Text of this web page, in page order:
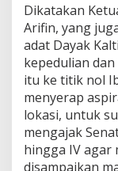
Dikatakan
Arifin, yang
adat Dayak
kepedulian
itu ke titik nol
menyerap
lokasi, untuk
mengajak
hingga IV agar
disampaikan